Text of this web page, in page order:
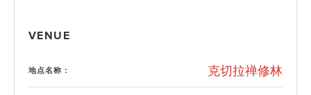
VENUE
地点名称： 克切拉禅修林